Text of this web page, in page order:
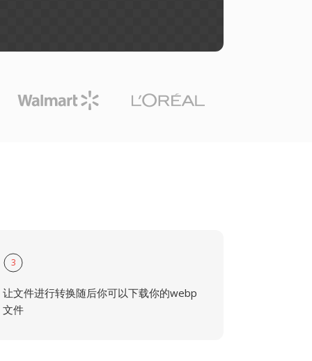
3
让文件进行转换随后你可以下载你的webp
文件